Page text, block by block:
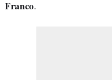
Franco.